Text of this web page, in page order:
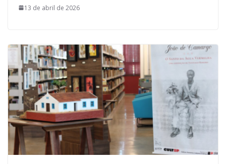
13 de abril de 2026